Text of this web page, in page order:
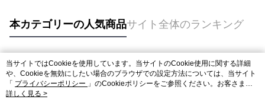
本カテゴリーの人気商品サイト全体のランキング
人気タグ
当サイトではCookieを使用しています。当サイトのCookie使用に関する詳細
や、Cookieを無効にしたい場合のブラウザでの設定方法については、当サイト
「 プライバシーポリシー 」のCookieポリシーをご参照ください。お客さま
が、当サイトを引き続き使用される場合、当社がサイト利用規約のCookieポリ
詳しく見る >